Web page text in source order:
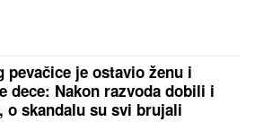
pevačice je ostavio ženu i
dece: Nakon razvoda dobili i
o skandalu su svi brujali